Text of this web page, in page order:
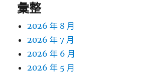
彙整
2026 年 8 月
2026 年 7 月
2026 年 6 月
2026 年 5 月